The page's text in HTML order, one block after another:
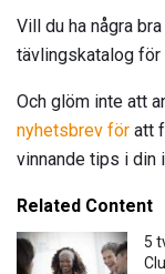
Vill du ha några
tävlingskatalog för
Och glöm inte att
nyhetsbrev för att
vinnande tips i din
Related Content
5